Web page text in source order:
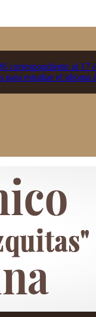
correspondiente al 17
para estudiar el idioma